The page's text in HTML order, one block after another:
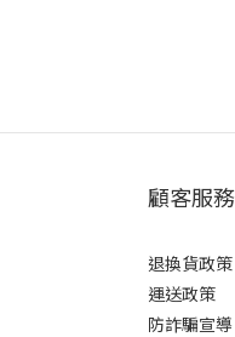
顧客服務
退換貨政策
運送政策
防詐騙宣導